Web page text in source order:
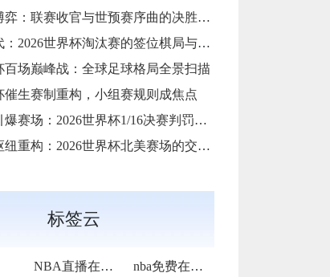
：联赛收官与世预赛序曲的决胜交汇
世界杯淘汰赛的签位棋局与战略推演**
百场巅峰战：全球足球格局全景扫描
催生赛制重构，小组赛规则成焦点
场：2026世界杯1/16决赛判罚改写战局
：2026世界杯北美赛场的交通协同与效能优化方案
标签云
NBA直播在线观看 nba免费在线高清直播